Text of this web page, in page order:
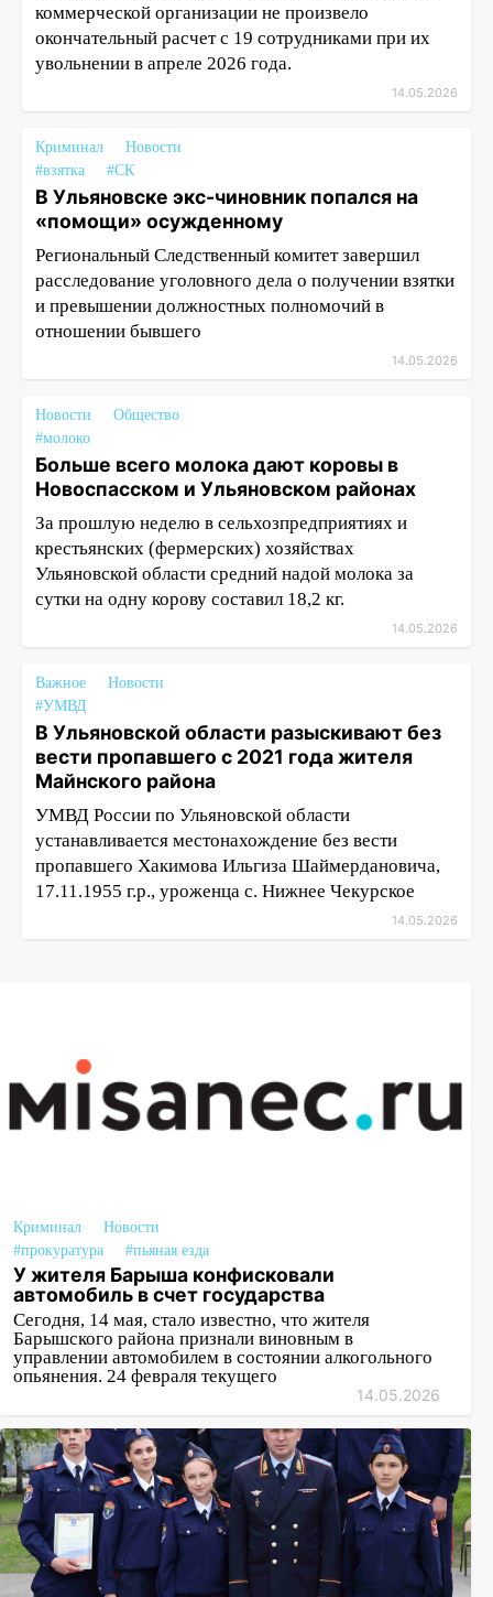
коммерческой организации не произвело
окончательный расчет с 19 сотрудниками при их
увольнении в апреле 2026 года.
14.05.2026
Криминал
Новости
#взятка
#СК
В Ульяновске экс-чиновник попался на
«помощи» осужденному
Региональный Следственный комитет завершил
расследование уголовного дела о получении взятки
и превышении должностных полномочий в
отношении бывшего
14.05.2026
Новости
Общество
#молоко
Больше всего молока дают коровы в
Новоспасском и Ульяновском районах
За прошлую неделю в сельхозпредприятиях и
крестьянских (фермерских) хозяйствах
Ульяновской области средний надой молока за
сутки на одну корову составил 18,2 кг.
14.05.2026
Важное
Новости
#УМВД
В Ульяновской области разыскивают без
вести пропавшего с 2021 года жителя
Майнского района
УМВД России по Ульяновской области
устанавливается местонахождение без вести
пропавшего Хакимова Ильгиза Шаймердановича,
17.11.1955 г.р., уроженца с. Нижнее Чекурское
14.05.2026
Криминал
Новости
#прокуратура
#пьяная езда
У жителя Барыша конфисковали
автомобиль в счет государства
Сегодня, 14 мая, стало известно, что жителя
Барышского района признали виновным в
управлении автомобилем в состоянии алкогольного
опьянения. 24 февраля текущего
14.05.2026